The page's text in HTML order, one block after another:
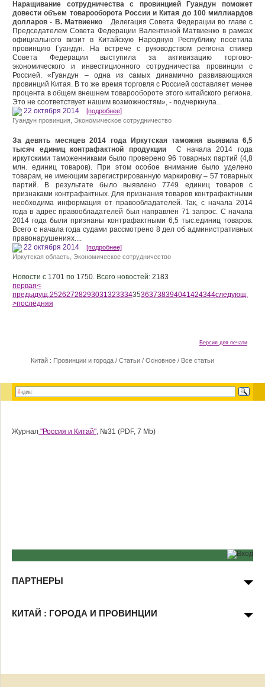
Наращивание сотрудничества с провинцией Гуандун поможет
довести объем товарооборота России и Китая до 100 миллиардов
долларов - В. Матвиенко
Делегация Совета Федерации во главе с
Председателем Совета Федерации Валентиной Матвиенко в рамках
официального визит в Китайскую Народную Республику посетила
провинцию Гуандун. На встрече с руководством региона спикер
Совета Федерации выступила за активизацию торгово-
экономического и инвестиционного сотрудничества провинции с
Россией. «Гуандун – одна из самых динамично развивающихся
провинций Китая. В то же время торговля с Россией составляет менее
процента в общем внешнем товарообороте этого китайского региона.
Это не соответствует нашим возможностям», - подчеркнула...
22 октября 2014 [подробнее]
Гуандун провинция Экономическое сотрудничество
За девять месяцев 2014 года Иркутская таможня выявила 6,5
тысяч единиц контрафактной продукцииС начала 2014 года
иркутскими таможенниками было проверено 96 товарных партий (4,8
млн. единиц товаров). При этом особое внимание было уделено
товарам, не имеющим зарегистрированную маркировку – 57 товарных
партий. В результате было выявлено 7749 единиц товаров с
признаками контрафактных. Для признания товаров контрафактными
необходима информация от правообладателей. Так, с начала 2014
года в адрес правообладателей был направлен 71 запрос. С начала
2014 года были признаны контрафактными 6,5 тыс.единиц товаров.
Всего с начала года судами рассмотрено 8 дел об административных
правонарушениях....
22 октября 2014 [подробнее]
Иркутская область Экономическое сотрудничество
Новости с 1701 по 1750. Всего новостей: 2183
первая<
предыдущ.2526272829303132333435363738394041424344следующ.
>последняя
Версия для печати
Китай : Провинции и города / Статьи / Основное / Все статьи
Журнал "Россия и Китай", №31 (PDF, 7 Mb)
ПАРТНЕРЫ
КИТАЙ : ГОРОДА И ПРОВИНЦИИ